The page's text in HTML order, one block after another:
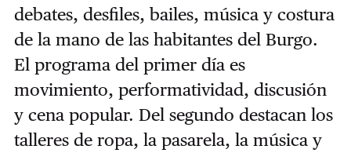
debates, desfiles, bailes, música y costura
de la mano de las habitantes del Burgo.
El programa del primer día es
movimiento, performatividad, discusión
y cena popular. Del segundo destacan los
talleres de ropa, la pasarela, la música y